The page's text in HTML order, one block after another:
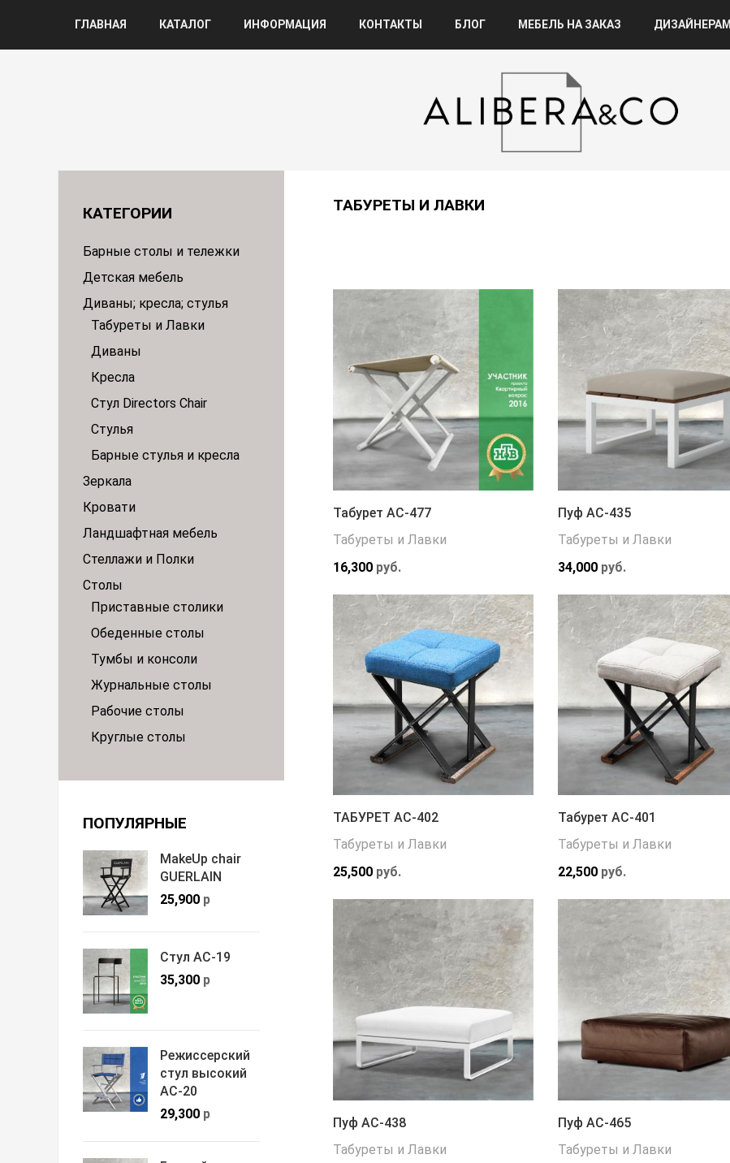
ГЛАВНАЯ КАТАЛОГ ИНФОРМАЦИЯ КОНТАКТЫ БЛОГ МЕБЕЛЬ НА ЗАКАЗ ДИЗАЙНЕРАМ
КАТЕГОРИИ
Барные столы и тележки
Детская мебель
Диваны; кресла; стулья
Табуреты и Лавки
Диваны
Кресла
Стул Directors Chair
Стулья
Барные стулья и кресла
Зеркала
Кровати
Ландшафтная мебель
Стеллажи и Полки
Столы
Приставные столики
Обеденные столы
Тумбы и консоли
Журнальные столы
Рабочие столы
Круглые столы
ПОПУЛЯРНЫЕ
MakeUp chair
GUERLAIN
25,900 р
Стул АС-19
35,300 р
Режиссерский
стул высокий
АС-20
29,300 р
ТАБУРЕТЫ И ЛАВКИ
Табурет АС-477
Табуреты и Лавки
16,300руб.
Пуф АС-435
Табуреты и Лавки
34,000руб.
ТАБУРЕТ АС-402
Табуреты и Лавки
25,500руб.
Табурет АС-401
Табуреты и Лавки
22,500руб.
Пуф АС-438
Табуреты и Лавки
Пуф АС-465
Табуреты и Лавки